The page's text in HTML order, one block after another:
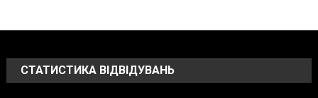
СТАТИСТИКА ВІДВІДУВАНЬ